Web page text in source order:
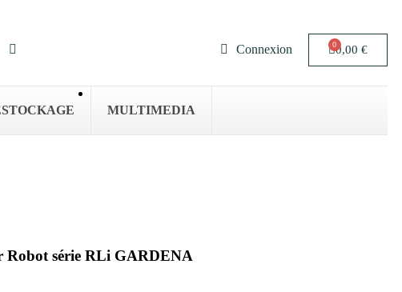
Connexion 0,00 €
MULTIMEDIA
Robot série RLi GARDENA